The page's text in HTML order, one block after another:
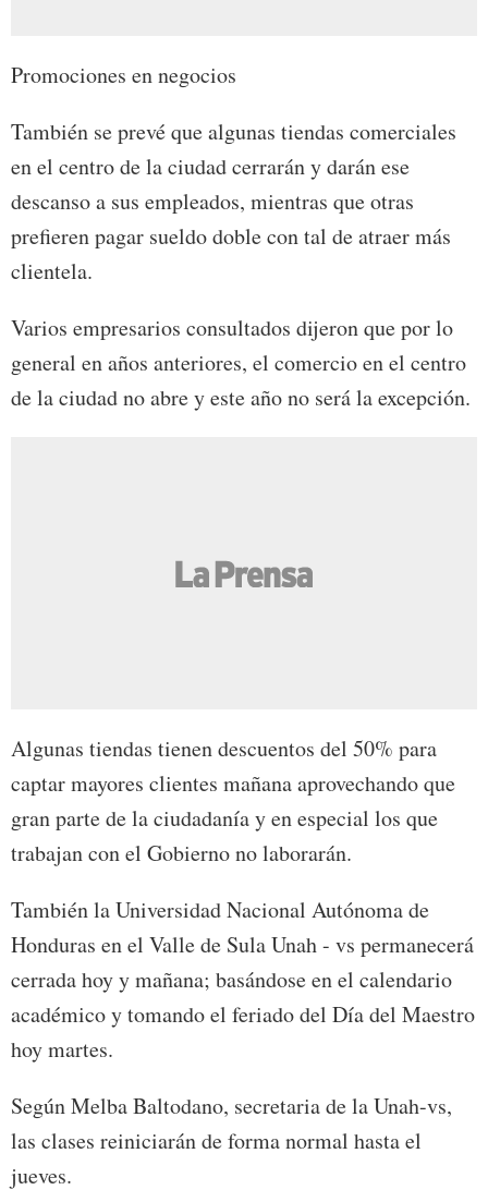
Promociones en negocios
También se prevé que algunas tiendas comerciales
en el centro de la ciudad cerrarán y darán ese
descanso a sus empleados, mientras que otras
prefieren pagar sueldo doble con tal de atraer más
clientela.
Varios empresarios consultados dijeron que por lo
general en años anteriores, el comercio en el centro
de la ciudad no abre y este año no será la excepción.
Algunas tiendas tienen descuentos del 50% para
captar mayores clientes mañana aprovechando que
gran parte de la ciudadanía y en especial los que
trabajan con el Gobierno no laborarán.
También la Universidad Nacional Autónoma de
Honduras en el Valle de Sula Unah - vs permanecerá
cerrada hoy y mañana; basándose en el calendario
académico y tomando el feriado del Día del Maestro
hoy martes.
Según Melba Baltodano, secretaria de la Unah-vs,
las clases reiniciarán de forma normal hasta el
jueves.